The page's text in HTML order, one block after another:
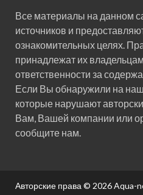
Все материалы на данном
источников и
ознакомительных целях.
принадлежат их
ответственности за
Если Вы обнаружили на
которые нарушают
Вам, Вашей компании или
сообщите нам.
Авторские права © 2026Aqua-